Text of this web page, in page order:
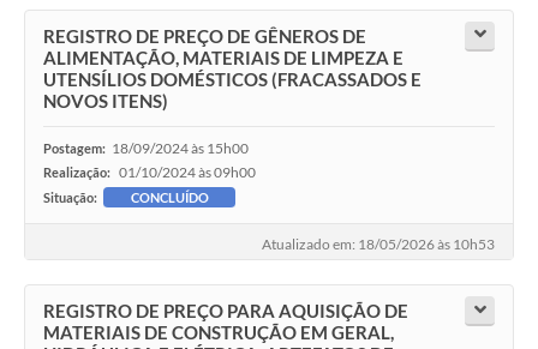
REGISTRO DE PREÇO DE GÊNEROS DE
ALIMENTAÇÃO, MATERIAIS DE LIMPEZA E
UTENSÍLIOS DOMÉSTICOS (FRACASSADOS E
NOVOS ITENS)
Postagem: 18/09/2024 às 15h00
Realização: 01/10/2024 às 09h00
Situação: CONCLUÍDO
Atualizado em: 18/05/2026 às 10h53
REGISTRO DE PREÇO PARA AQUISIÇÃO DE
MATERIAIS DE CONSTRUÇÃO EM GERAL,